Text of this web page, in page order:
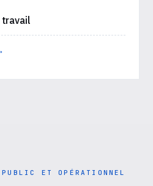
ET OPÉRATIONNEL